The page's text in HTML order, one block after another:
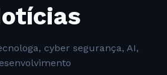
cyber segurança, AI,